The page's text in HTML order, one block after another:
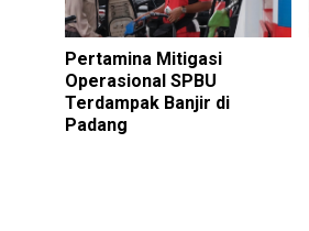
Pertamina Mitigasi
Operasional SPBU
Terdampak Banjir di
Padang